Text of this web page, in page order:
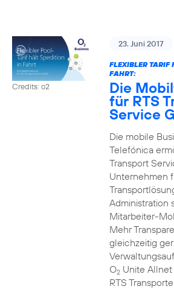
Credits: o2
23. Juni 2017
FLEXIBLER TARIF
FAHRT:
Die
für RTS
Service
Die mobile
Telefónica
Transport
Unternehmen
Administration
Mitarbeiter-
Mehr
gleichzeitig
O2Unite Allnet
RTS